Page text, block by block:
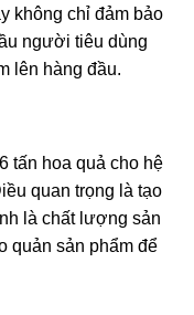
không chỉ đảm bảo
người tiêu dùng
lên hàng đầu.
tấn hoa quả cho hệ
quan trọng là tạo
là chất lượng sản
quản sản phẩm để